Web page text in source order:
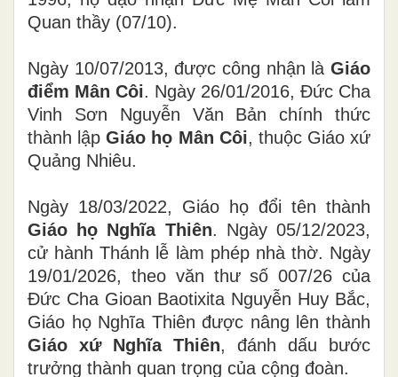
Quan thầy (07/10).
Ngày 10/07/2013, được công nhận là Giáo
điểm Mân Côi. Ngày 26/01/2016, Đức Cha
Vinh Sơn Nguyễn Văn Bản chính thức
thành lậpGiáo họ Mân Côi, thuộc Giáo xứ
Quảng Nhiêu.
Ngày 18/03/2022, Giáo họ đổi tên thành
Giáo họ Nghĩa Thiên. Ngày 05/12/2023,
cử hành Thánh lễ làm phép nhà thờ. Ngày
19/01/2026, theo văn thư số 007/26 của
Đức Cha Gioan Baotixita Nguyễn Huy Bắc,
Giáo họ Nghĩa Thiên được nâng lên thành
Giáo xứ Nghĩa Thiên, đánh dấu bước
trưởng thành quan trọng của cộng đoàn.